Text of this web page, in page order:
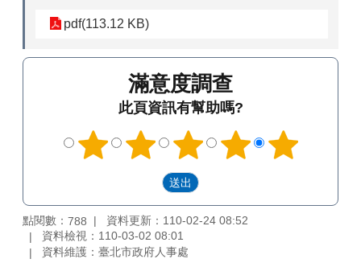
pdf(113.12 KB)
滿意度調查
此頁資訊有幫助嗎?
點閱數： 788
資料更新：110-02-24 08:52
資料檢視：110-03-02 08:01
資料維護：臺北市政府人事處